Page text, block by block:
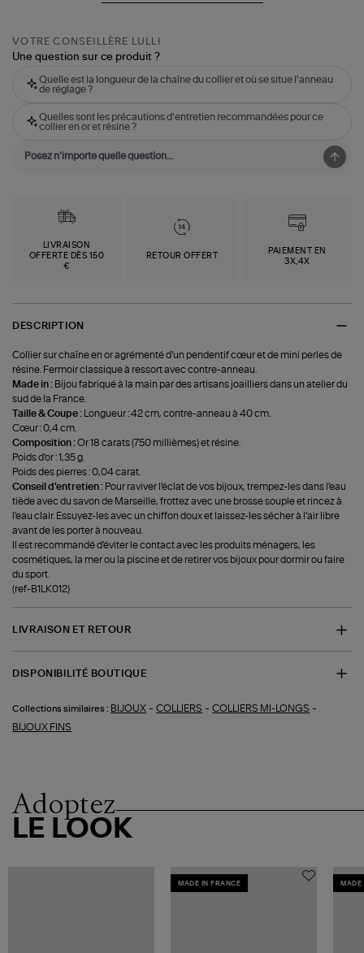
VOTRE CONSEILLÈRE LULLI
Une question sur ce produit ?
Quelle est la longueur de la chaîne du collier et où se situe l'anneau
de réglage ?
Quelles sont les précautions d'entretien recommandées pour ce
collier en or et résine ?
LIVRAISON
OFFERTE DÈS 150
€
RETOUR OFFERT
PAIEMENT EN
3X,4X
DESCRIPTION
Collier sur chaîne en or agrémenté d'un pendentif cœur et de mini perles de
résine. Fermoir classique à ressort avec contre-anneau.
Made in : Bijou fabriqué à la main par des artisans joailliers dans un atelier du
sud de la France.
Taille & Coupe : Longueur : 42 cm, contre-anneau à 40 cm.
Cœur : 0,4 cm.
Composition :Or 18 carats (750 millièmes) et résine.
Poids d'or : 1,35 g.
Poids des pierres : 0,04 carat.
Conseil d'entretien : Pour raviver l'éclat de vos bijoux, trempez-les dans l'eau
tiède avec du savon de Marseille, frottez avec une brosse souple et rincez à
l'eau clair. Essuyez-les avec un chiffon doux et laissez-les sécher à l'air libre
avant de les porter à nouveau.
Il est recommandé d'éviter le contact avec les produits ménagers, les
cosmétiques, la mer ou la piscine et de retirer vos bijoux pour dormir ou faire
du sport.
(ref-B1LK012)
LIVRAISON ET RETOUR
DISPONIBILITÉ BOUTIQUE
Collections similaires : BIJOUX -COLLIERS -COLLIERS MI-LONGS -
BIJOUX FINS
Adoptez
LE LOOK
MADE IN FRANCE MADE